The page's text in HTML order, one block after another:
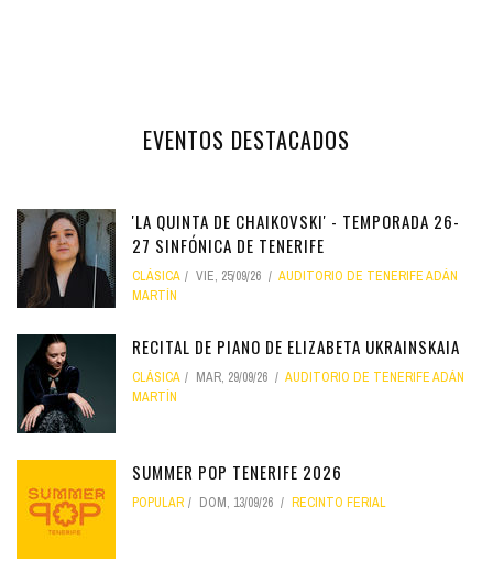
EVENTOS DESTACADOS
'LA QUINTA DE CHAIKOVSKI' - TEMPORADA 26-
27 SINFÓNICA DE TENERIFE
CLÁSICA VIE, 25/09/26
AUDITORIO DE TENERIFE ADÁN
MARTÍN
RECITAL DE PIANO DE ELIZABETA UKRAINSKAIA
CLÁSICA MAR, 29/09/26
AUDITORIO DE TENERIFE ADÁN
MARTÍN
SUMMER POP TENERIFE 2026
POPULAR DOM, 13/09/26 RECINTO FERIAL